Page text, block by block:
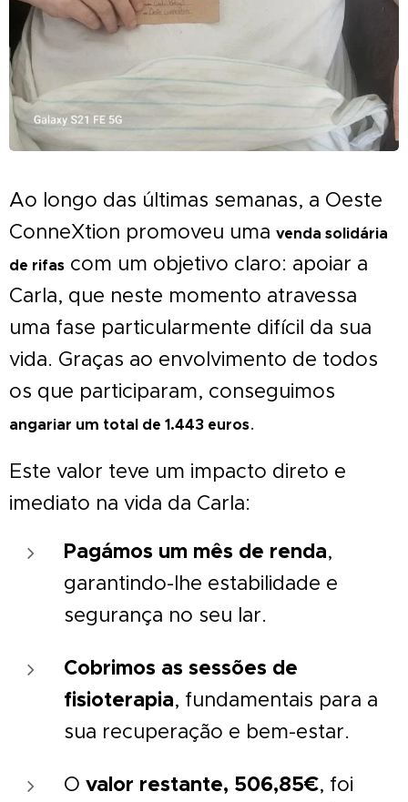
Ao longo das últimas semanas, a Oeste
ConneXtion promoveu uma venda solidária
de rifas com um objetivo claro: apoiar a
Carla, que neste momento atravessa
uma fase particularmente difícil da sua
vida. Graças ao envolvimento de todos
os que participaram, conseguimos
angariar um total de 1.443 euros.
Este valor teve um impacto direto e
imediato na vida da Carla:
Pagámos um mês de renda,
garantindo-lhe estabilidade e
segurança no seu lar.
Cobrimos as sessões de
fisioterapia, fundamentais para a
sua recuperação e bem-estar.
O valor restante, 506,85€, foi